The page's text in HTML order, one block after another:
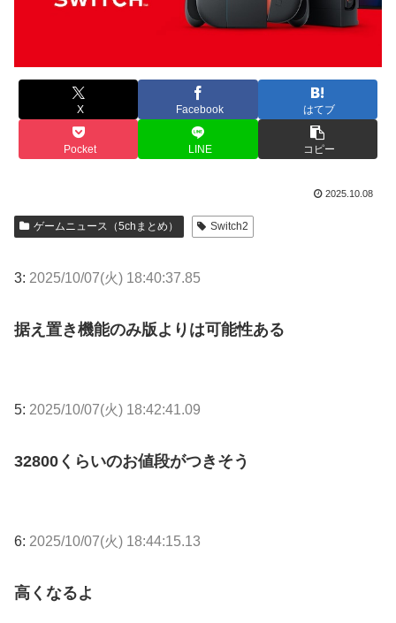
X Facebook はてブ
Pocket LINE コピー
2025.10.08
ゲームニュース（5chまとめ） Switch2
3: 2025/10/07(火) 18:40:37.85
据え置き機能のみ版よりは可能性ある
5: 2025/10/07(火) 18:42:41.09
32800くらいのお値段がつきそう
6: 2025/10/07(火) 18:44:15.13
高くなるよ